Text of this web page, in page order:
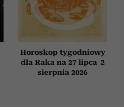
Horoskop tygodniowy
dla Raka na 27 lipca–2
sierpnia 2026